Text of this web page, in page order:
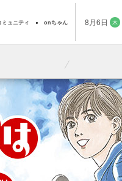
ミュニティ onちゃん 8月6日 木
ェザータイム
大空港～